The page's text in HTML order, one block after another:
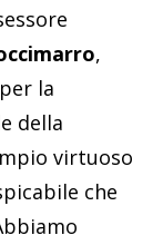
,
la
della
virtuoso
che